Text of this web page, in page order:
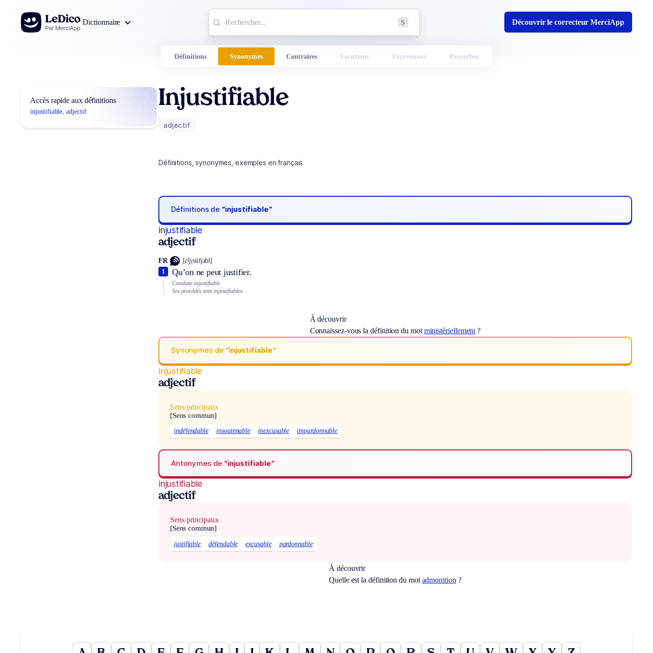
Aller au contenu
Dictionnaire
S Découvrir le correcteur MerciApp
Définitions Synonymes Contraires Locutions Expressions Proverbes
Accès rapide aux définitions
injustifiable, adjectif
Injustifiable
adjectif
Définitions, synonymes, exemples en français
Définitions de “injustifiable“
injustifiable
adjectif
FR [ɛ̃ʒystifjabl]
Qu’on ne peut justifier.
1
Conduite injustifiable.
Ses procédés sont injustifiables.
À découvrir
Connaissez-vous la définition du mot ministériellement ?
Synonymes de “injustifiable“
injustifiable
adjectif
Sens principaux
[Sens commun]
indéfendable insoutenable inexcusable impardonnable
Antonymes de “injustifiable“
injustifiable
adjectif
Sens principaux
[Sens commun]
justifiable défendable excusable pardonnable
À découvrir
Quelle est la définition du mot admonition ?